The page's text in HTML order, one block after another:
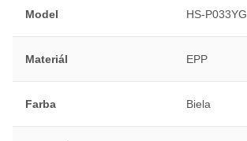
Model HS-P033YG
Materiál EPP
Farba Biela